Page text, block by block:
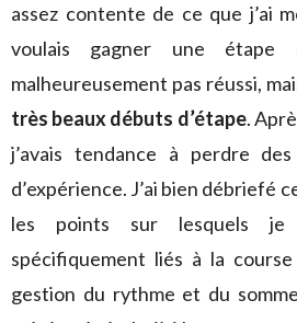
assez contente de ce que j’ai
voulais gagner une étape
malheureusement pas réussi,
très beaux débuts d’étape.
j’avais tendance à perdre
d’expérience. J’ai bien débriefé
les points sur lesquels je
spécifiquement liés à la
gestion du rythme et du